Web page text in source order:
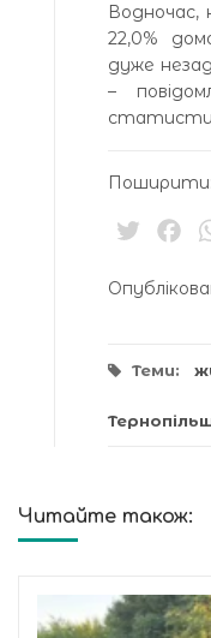
Водночас,
22,0%
дуже
–
Поширити:
Теми:
Читайте також: